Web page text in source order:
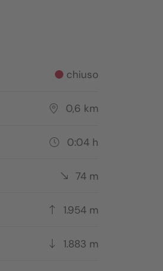
chiuso
0,6 km
0:04 h
74 m
1.954 m
1.883 m